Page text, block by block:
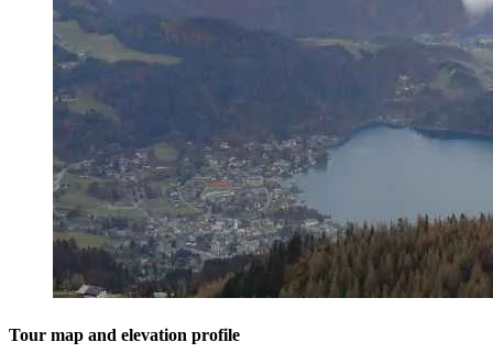
Tour map and elevation profile